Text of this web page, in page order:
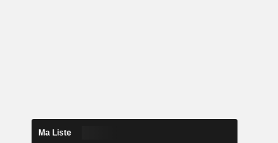
Ma Liste